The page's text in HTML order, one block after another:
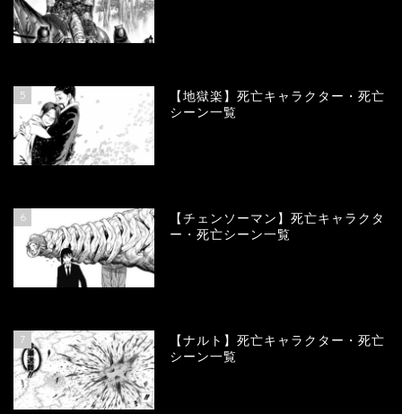
5
【地獄楽】死亡キャラクター・死亡
シーン一覧
6
【チェンソーマン】死亡キャラクタ
ー・死亡シーン一覧
7
【ナルト】死亡キャラクター・死亡
シーン一覧